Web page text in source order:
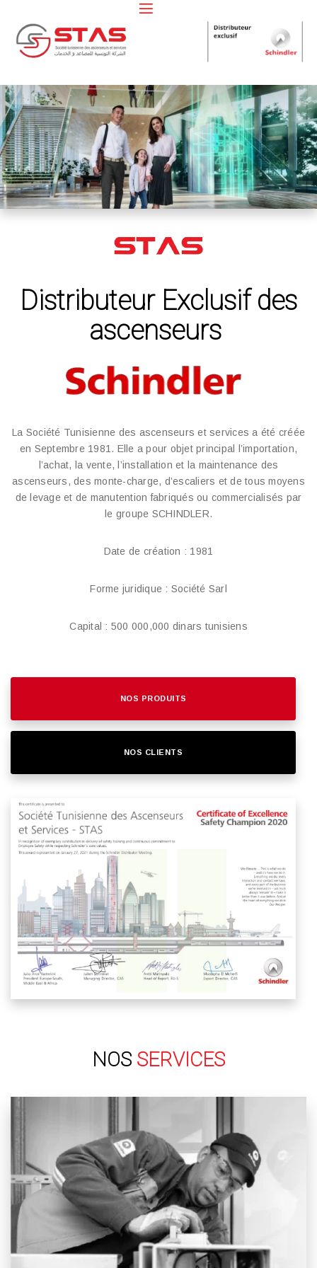
Distributeur Exclusif des
ascenseurs
La Société Tunisienne des ascenseurs et services a été créée
en Septembre 1981. Elle a pour objet principal l’importation,
l’achat, la vente, l’installation et la maintenance des
ascenseurs, des monte-charge, d’escaliers et de tous moyens
de levage et de manutention fabriqués ou commercialisés par
le groupe SCHINDLER.
Date de création : 1981
Forme juridique : Société Sarl
Capital : 500 000,000 dinars tunisiens
NOS PRODUITS
NOS CLIENTS
NOS SERVICES